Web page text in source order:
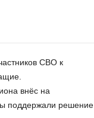
СВО к
внёс на
поддержали решение